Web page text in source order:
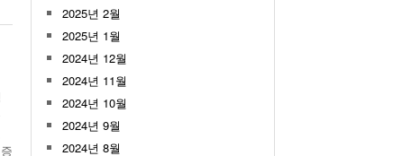
2025년 2월
2025년 1월
2024년 12월
2024년 11월
2024년 10월
2024년 9월
2024년 8월